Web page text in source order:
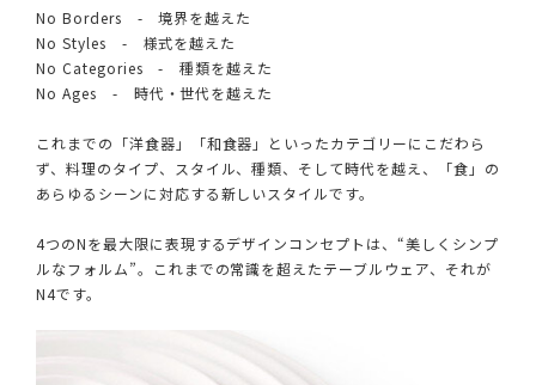
No Borders - 境界を越えた
No Styles - 様式を越えた
No Categories - 種類を越えた
No Ages - 時代・世代を越えた
これまでの「洋食器」「和食器」といったカテゴリーにこだわら
ず、料理のタイプ、スタイル、種類、そして時代を越え、「食」の
あらゆるシーンに対応する新しいスタイルです。
4つのNを最大限に表現するデザインコンセプトは、“美しくシンプ
ルなフォルム”。これまでの常識を超えたテーブルウェア、それが
N4です。